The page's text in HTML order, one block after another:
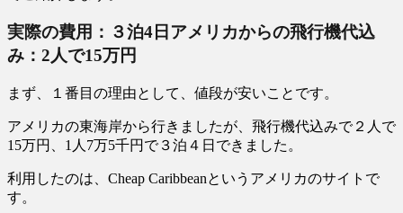
実際の費用：３泊4日アメリカからの飛行機代込
み：2人で15万円
まず、１番目の理由として、値段が安いことです。
アメリカの東海岸から行きましたが、飛行機代込みで２人で
15万円、1人7万5千円で３泊４日できました。
利用したのは、Cheap Caribbeanというアメリカのサイトで
す。